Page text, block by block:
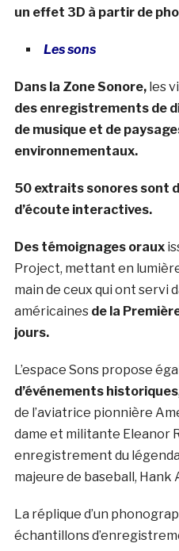
un effet 3D à partir de
Les sons
Dans la Zone Sonore, les
des enregistrements de
de musique et de
environnementaux.
50 extraits sonores sont
d’écoute interactives.
Des témoignages oraux
Project, mettant en
main de ceux qui ont servi
américaines de la
jours.
L’espace Sons propose
d’événements historiques,
de l’aviatrice pionnière
dame et militante Eleanor
enregistrement du
majeure de baseball, Hank
La réplique d’un
échantillons